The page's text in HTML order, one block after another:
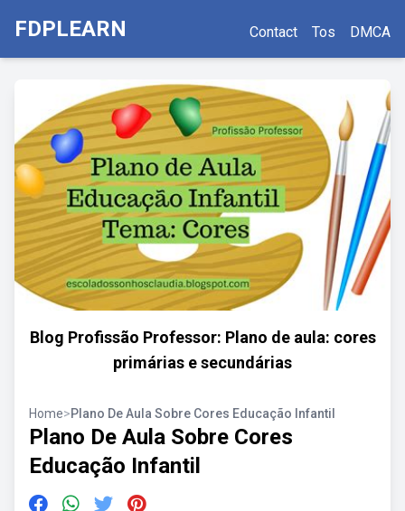
FDPLEARN Contact Tos DMCA
Blog Profissão Professor: Plano de aula: cores
primárias e secundárias
Home>Plano De Aula Sobre Cores Educação Infantil
Plano De Aula Sobre Cores
Educação Infantil